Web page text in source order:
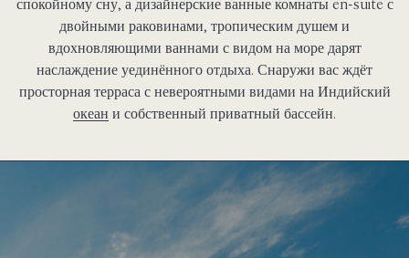
спокойному сну, а дизайнерские ванные комнаты en-suite с
двойными раковинами, тропическим душем и
вдохновляющими ваннами с видом на море дарят
наслаждение уединённого отдыха. Снаружи вас ждёт
просторная терраса с невероятными видами на Индийский
океан и собственный приватный бассейн.